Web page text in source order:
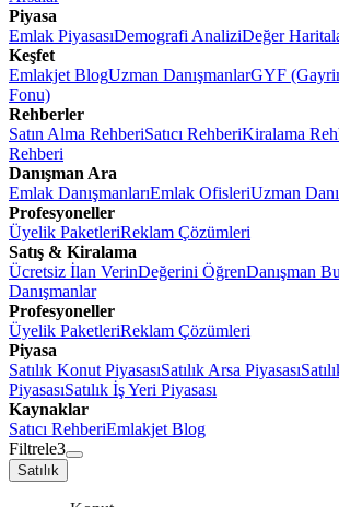
Piyasa
Emlak PiyasasıDemografi AnaliziDeğer
Keşfet
Emlakjet BlogUzman DanışmanlarGYF
Fonu)
Rehberler
Satın Alma RehberiSatıcı RehberiKiralama
Rehberi
Danışman Ara
Emlak DanışmanlarıEmlak OfisleriUzman
Profesyoneller
Üyelik PaketleriReklam Çözümleri
Satış & Kiralama
Ücretsiz İlan VerinDeğerini ÖğrenDanışman
Danışmanlar
Profesyoneller
Üyelik PaketleriReklam Çözümleri
Piyasa
Satılık Konut PiyasasıSatılık Arsa Piyasası
PiyasasıSatılık İş Yeri Piyasası
Kaynaklar
Satıcı RehberiEmlakjet Blog
Filtrele3
Satılık